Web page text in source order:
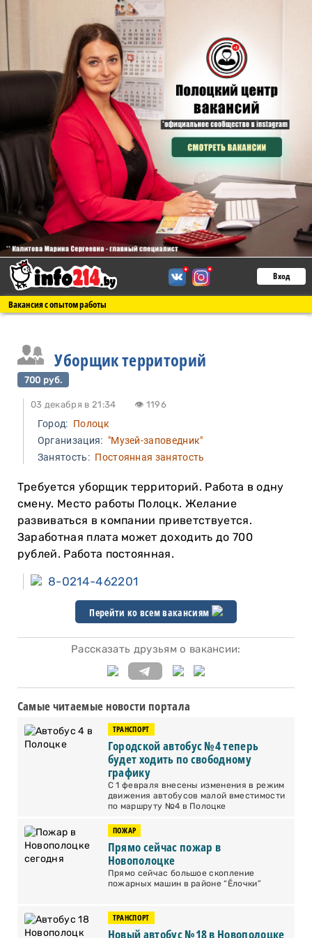
Вход
Вакансия с опытом работы
Уборщик территорий
700 руб.
03 декабря в 21:34 👁 1196
Город: Полоцк
Организация: "Музей-заповедник"
Занятость:Постоянная занятость
Требуется уборщик территорий. Работа в одну
смену. Место работы Полоцк. Желание
развиваться в компании приветствуется.
Заработная плата может доходить до 700
рублей. Работа постоянная.
8-0214-462201
Перейти ко всем вакансиям
Рассказать друзьям о вакансии:
Самые читаемые новости портала
ТРАНСПОРТ
Городской автобус №4 теперь
будет ходить по свободному
графику
С 1 февраля внесены изменения в режим
движения автобусов малой вместимости
по маршруту №4 в Полоцке
ПОЖАР
Прямо сейчас пожар в
Новополоцке
Прямо сейчас большое скопление
пожарных машин в районе “Ёлочки”
ТРАНСПОРТ
Новый автобус №18 в Новополоцке